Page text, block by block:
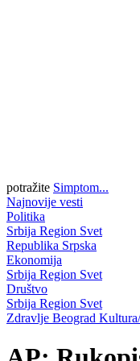
potražite Simptom...
Najnovije vesti
Politika
Srbija Region Svet
Republika Srpska
Ekonomija
Srbija Region Svet
Društvo
Srbija Region Svet
Zdravlje Beograd